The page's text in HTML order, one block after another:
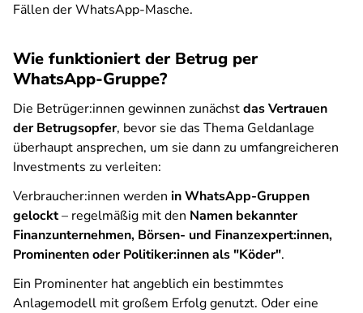
Fällen der WhatsApp-Masche.
Wie funktioniert der Betrug per
WhatsApp-Gruppe?
Die Betrüger:innen gewinnen zunächstdas Vertrauen
der Betrugsopfer, bevor sie das Thema Geldanlage
überhaupt ansprechen, um sie dann zu umfangreicheren
Investments zu verleiten:
Verbraucher:innen werden in WhatsApp-Gruppen
gelockt– regelmäßig mit den Namen bekannter
Finanzunternehmen, Börsen- und Finanzexpert:innen,
Prominenten oder Politiker:innen als "Köder".
Ein Prominenter hat angeblich ein bestimmtes
Anlagemodell mit großem Erfolg genutzt. Oder eine